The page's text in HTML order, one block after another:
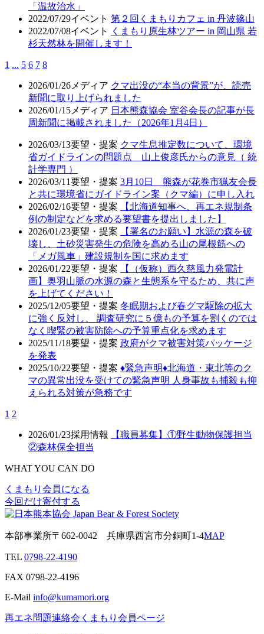
「温故治水」
2022/07/29イベント 第２回くまもりカフェ in 丹波篠山
2022/07/08イベント
くまもり原生林ツアー in 岡山県 若
杉天然林を開催します！
1 ... 5 6 7 8
2026/01/26 メディア クマ出没の“本当の背景”が、読売
新聞に取り上げられました
2026/01/15 メディア 日本熊森協会 室谷会長の記事が長
周新聞に掲載されました（2026年1月4日）
2026/03/13要望・提案 クマ生息推定数について、環境
省ガイドラインの問題点 山上俊彦氏からの意見（ 統
計学専門 ）
2026/03/11要望・提案 3月10日 熊森が花巻市猟友会長
と共に環境省にガイドライン案（クマ編）に申し入れ
2026/02/16要望・提案
【北海道知事へ、再エネ規制条
例の制定などを求める要望書を提出しました】
2026/01/23要望・提案
【署名のお願い】水源の森を破
壊し、土砂災害発生の危険を高める山の尾根筋への
「メガ風車」建設規制を国に求めます
2026/01/22要望・提案
【（仮称）西久慈風力発電計
画】奥羽山脈の水源の森と生態系を守るため、共に声
を上げてください！
2025/12/05要望・提案 冬眠期および春グマ駆除の拡大
に強く反対し、 調査研究に５億もの予算を割くのでは
なく喫緊の被害防除への予算重点化を求めます
2025/11/18要望・提案 政府がクマ被害対策パッケージ
を発表
2025/10/22要望・提案 ♦️緊急声明♦️北海道・東北等のク
マの異常出没を受けての緊急声明 人身事故も捕殺も抑
えられる対策が急務です
1 2
2026/01/23採用情報
【職員募集】①野生動物保護担当
②森林保全担当
WHAT YOU CAN DO
くまもり会員になる
今回だけ寄付する
本部事業所〒662-0042 兵庫県西宮市分銅町1-4MAP
TEL 0798-22-4190
FAX 0798-22-4196
E-Mail info@kumamori.org
再エネ問題連絡会 くまもり会員ページ